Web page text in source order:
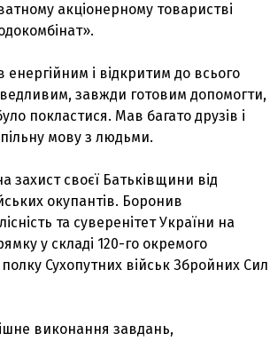
акціонерному товаристві
енергійним і відкритим до всього
завжди готовим допомогти,
покластися. Мав багато друзів і
мову з людьми.
захист своєї Батьківщини від
окупантів. Боронив
та суверенітет України на
у складі 120-го окремого
Сухопутних військ Збройних Сил
виконання завдань,